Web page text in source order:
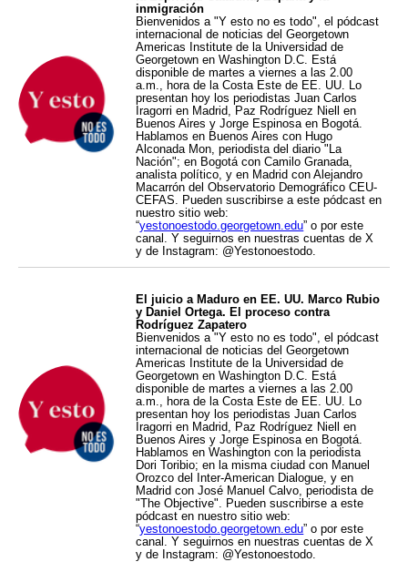
inmigración
Bienvenidos a "Y esto no es todo", el pódcast
internacional de noticias del Georgetown
Americas Institute de la Universidad de
Georgetown en Washington D.C. Está
disponible de martes a viernes a las 2.00
a.m., hora de la Costa Este de EE. UU. Lo
presentan hoy los periodistas Juan Carlos
Iragorri en Madrid, Paz Rodríguez Niell en
Buenos Aires y Jorge Espinosa en Bogotá.
Hablamos en Buenos Aires con Hugo
Alconada Mon, periodista del diario "La
Nación"; en Bogotá con Camilo Granada,
analista político, y en Madrid con Alejandro
Macarrón del Observatorio Demográfico CEU-
CEFAS. Pueden suscribirse a este pódcast en
nuestro sitio web:
“yestonoestodo.georgetown.edu” o por este
canal. Y seguirnos en nuestras cuentas de X
y de Instagram: @Yestonoestodo.
El juicio a Maduro en EE. UU. Marco Rubio
y Daniel Ortega. El proceso contra
Rodríguez Zapatero
Bienvenidos a "Y esto no es todo", el pódcast
internacional de noticias del Georgetown
Americas Institute de la Universidad de
Georgetown en Washington D.C. Está
disponible de martes a viernes a las 2.00
a.m., hora de la Costa Este de EE. UU. Lo
presentan hoy los periodistas Juan Carlos
Iragorri en Madrid, Paz Rodríguez Niell en
Buenos Aires y Jorge Espinosa en Bogotá.
Hablamos en Washington con la periodista
Dori Toribio; en la misma ciudad con Manuel
Orozco del Inter-American Dialogue, y en
Madrid con José Manuel Calvo, periodista de
"The Objective". Pueden suscribirse a este
pódcast en nuestro sitio web:
“yestonoestodo.georgetown.edu” o por este
canal. Y seguirnos en nuestras cuentas de X
y de Instagram: @Yestonoestodo.